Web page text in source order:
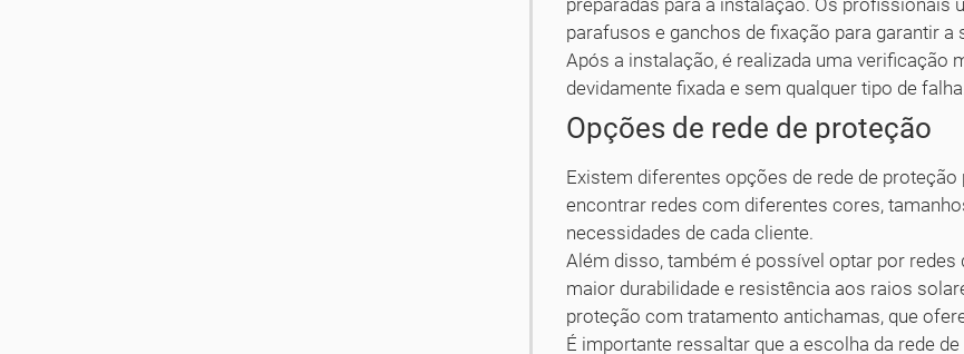
preparadas para a instalação. Os
parafusos e ganchos de fixação para garantir a
Após a instalação, é realizada uma verificação
devidamente fixada e sem qualquer tipo de
Opções de rede de proteção
Existem diferentes opções de rede de
encontrar redes com diferentes cores,
necessidades de cada cliente.
Além disso, também é possível optar por
maior durabilidade e resistência aos raios
proteção com tratamento antichamas, que
É importante ressaltar que a escolha da rede